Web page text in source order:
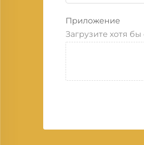
Приложение
Загрузите хотя